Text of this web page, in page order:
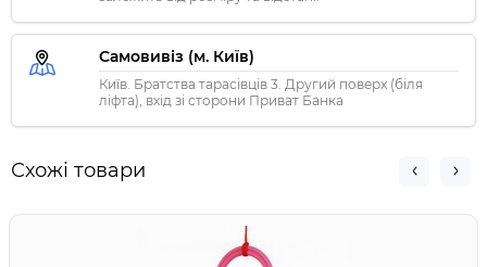
Самовивіз (м. Київ)
Київ. Братства тарасівців 3. Другий поверх (біля
ліфта), вхід зі сторони Приват Банка
Схожі товари